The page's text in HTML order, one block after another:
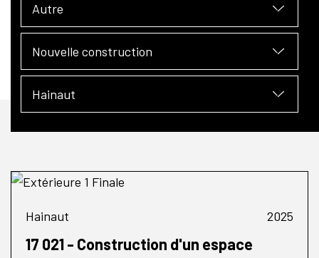
Autre
Nouvelle construction
Hainaut
Hainaut 2025
17 021 - Construction d'un espace